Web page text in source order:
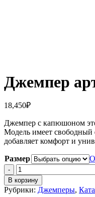
Джемпер
18,450₽
Джемпер с капюшоном
Модель имеет
добавляет комфорт и
Размер
Количество
Джемпер
арт.
031030
В корзину
Рубрики: Джемперы,